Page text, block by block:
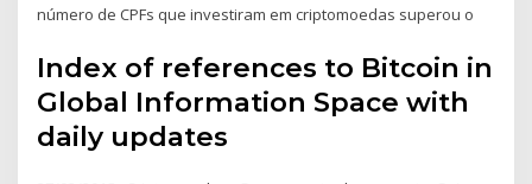
número de CPFs que investiram em criptomoedas superou o
Index of references to Bitcoin in
Global Information Space with
daily updates